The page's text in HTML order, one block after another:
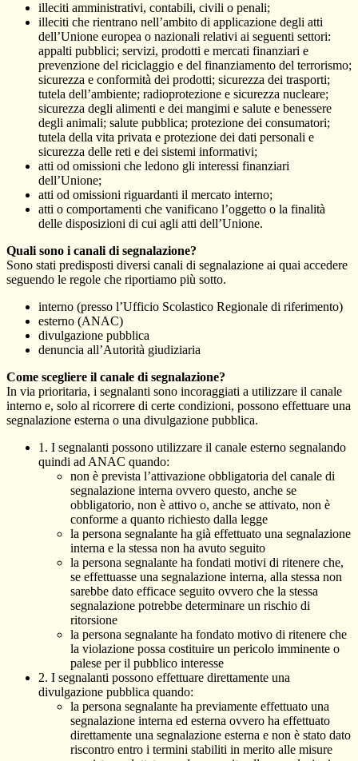
illeciti amministrativi, contabili, civili o penali;
illeciti che rientrano nell’ambito di applicazione degli atti
dell’Unione europea o nazionali relativi ai seguenti settori:
appalti pubblici; servizi, prodotti e mercati finanziari e
prevenzione del riciclaggio e del finanziamento del terrorismo;
sicurezza e conformità dei prodotti; sicurezza dei trasporti;
tutela dell’ambiente; radioprotezione e sicurezza nucleare;
sicurezza degli alimenti e dei mangimi e salute e benessere
degli animali; salute pubblica; protezione dei consumatori;
tutela della vita privata e protezione dei dati personali e
sicurezza delle reti e dei sistemi informativi;
atti od omissioni che ledono gli interessi finanziari
dell’Unione;
atti od omissioni riguardanti il mercato interno;
atti o comportamenti che vanificano l’oggetto o la finalità
delle disposizioni di cui agli atti dell’Unione.
Quali sono i canali di segnalazione?
Sono stati predisposti diversi canali di segnalazione ai quai accedere
seguendo le regole che riportiamo più sotto.
interno (presso l’Ufficio Scolastico Regionale di riferimento)
esterno (ANAC)
divulgazione pubblica
denuncia all’Autorità giudiziaria
Come scegliere il canale di segnalazione?
In via prioritaria, i segnalanti sono incoraggiati a utilizzare il canale
interno e, solo al ricorrere di certe condizioni, possono effettuare una
segnalazione esterna o una divulgazione pubblica.
1. I segnalanti possono utilizzare il canale esterno segnalando
quindi ad ANAC quando:
non è prevista l’attivazione obbligatoria del canale di
segnalazione interna ovvero questo, anche se
obbligatorio, non è attivo o, anche se attivato, non è
conforme a quanto richiesto dalla legge
la persona segnalante ha già effettuato una segnalazione
interna e la stessa non ha avuto seguito
la persona segnalante ha fondati motivi di ritenere che,
se effettuasse una segnalazione interna, alla stessa non
sarebbe dato efficace seguito ovvero che la stessa
segnalazione potrebbe determinare un rischio di
ritorsione
la persona segnalante ha fondato motivo di ritenere che
la violazione possa costituire un pericolo imminente o
palese per il pubblico interesse
2. I segnalanti possono effettuare direttamente una
divulgazione pubblica quando:
la persona segnalante ha previamente effettuato una
segnalazione interna ed esterna ovvero ha effettuato
direttamente una segnalazione esterna e non è stato dato
riscontro entro i termini stabiliti in merito alle misure